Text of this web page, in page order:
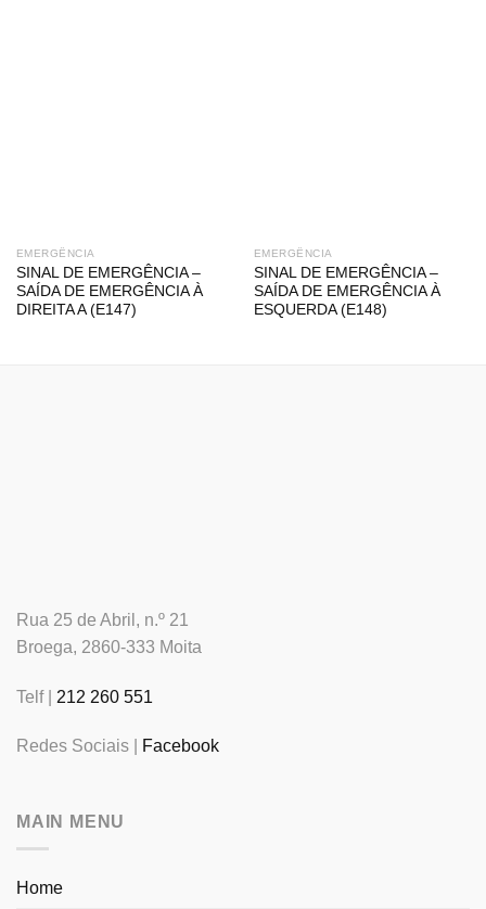
EMERGÊNCIA
SINAL DE EMERGÊNCIA –
SAÍDA DE EMERGÊNCIA À
DIREITA A (E147)
EMERGÊNCIA
SINAL DE EMERGÊNCIA –
SAÍDA DE EMERGÊNCIA À
ESQUERDA (E148)
Rua 25 de Abril, n.º 21
Broega, 2860-333 Moita
Telf | 212 260 551
Redes Sociais | Facebook
MAIN MENU
Home